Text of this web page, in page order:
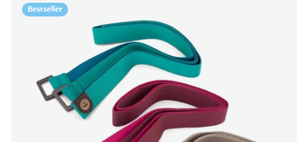
Bestseller